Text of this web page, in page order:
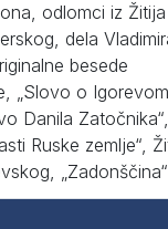
odlomci iz Žitija
dela
besede
„Slovo o Igorevom
Danila Zatočnika“,
Ruske zemlje“,